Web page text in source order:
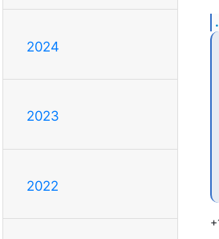
2024
2023
2022